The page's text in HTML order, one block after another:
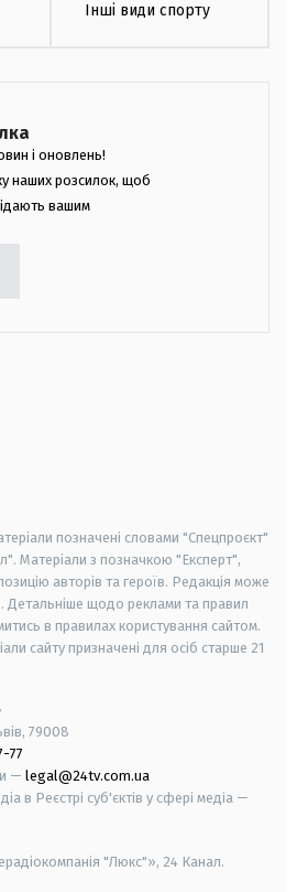
Інші види спорту
і оновлень!
наших розсилок, щоб
вашим
позначені словами "Спецпроєкт"
Матеріали з позначкою "Експерт",
авторів та героїв. Редакція може
Детальніше щодо реклами та правил
в правилах користування сайтом.
сайту призначені для осіб старше 21
79008
77
— legal@24tv.com.ua
в Реєстрі суб'єктів у сфері медіа —
"Люкс"», 24 Канал.